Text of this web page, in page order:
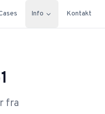
Info Kontakt
fra